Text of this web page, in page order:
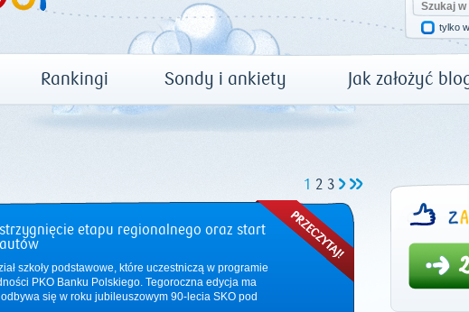
tylko
Rankingi Sondy i ankiety Jak założyć
1 2 3
etapu regionalnego oraz start
szkoły podstawowe, które uczestniczą w programie
PKO Banku Polskiego. Tegoroczna edycja ma
się w roku jubileuszowym 90-lecia SKO pod